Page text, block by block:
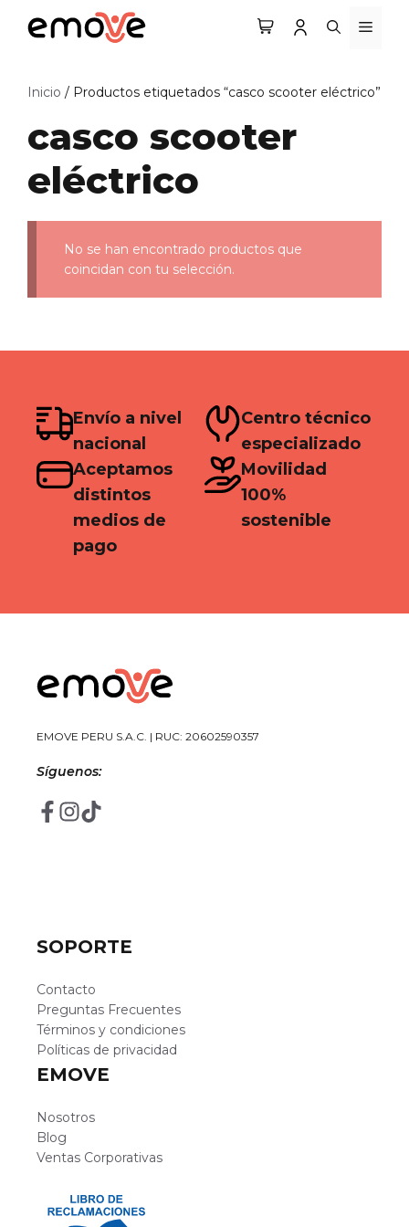
Inicio / Productos etiquetados “casco scooter eléctrico”
casco scooter
eléctrico
No se han encontrado productos que
coincidan con tu selección.
Envío a nivel
nacional
Centro técnico
especializado
Aceptamos
distintos
medios de
pago
Movilidad
100%
sostenible
EMOVE PERU S.A.C. | RUC: 20602590357
Síguenos:
SOPORTE
Contacto
Preguntas Frecuentes
Términos y condiciones
Políticas de privacidad
EMOVE
Nosotros
Blog
Ventas Corporativas